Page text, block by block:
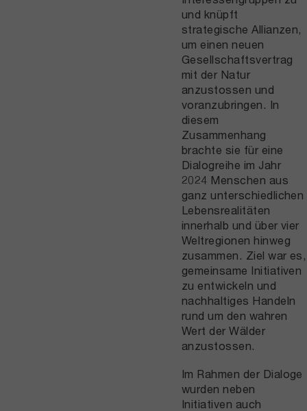
und knüpft
strategische Allianzen,
um einen neuen
Gesellschaftsvertrag
mit der Natur
anzustossen und
voranzubringen. In
diesem
Zusammenhang
brachte sie für eine
Dialogreihe im Jahr
2024 Menschen aus
ganz unterschiedlichen
Lebensrealitäten
innerhalb und über vier
Weltregionen hinweg
zusammen. Ziel war es,
gemeinsame Initiativen
zu entwickeln und
nachhaltiges Handeln
rund um den wahren
Wert der Wälder
anzustossen.
Im Rahmen der Dialoge
wurden neben
Initiativen auch